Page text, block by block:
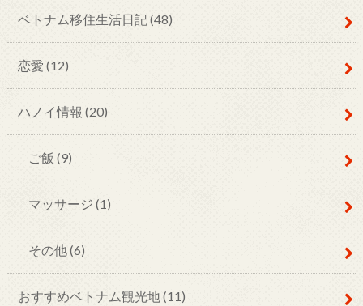
ベトナム移住生活日記(48)
恋愛 (12)
ハノイ情報 (20)
ご飯 (9)
マッサージ (1)
その他(6)
おすすめベトナム観光地(11)